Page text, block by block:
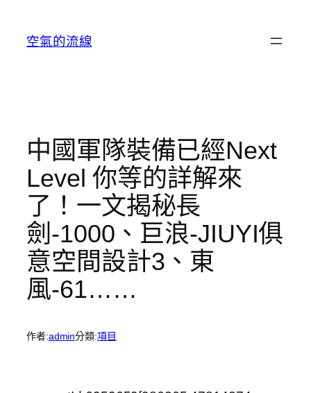
空氣的流線
中國軍隊裝備已經Next
Level 你等的詳解來
了！一文揭秘長
劍-1000、巨浪-JIUYI俱
意空間設計3、東
風-61……
作者:admin分類:項目